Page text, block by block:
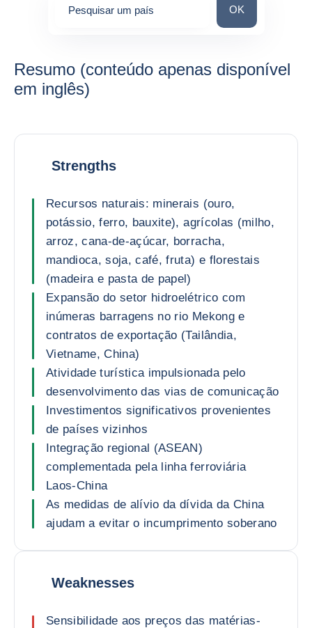
Pesquisar um país Pesquisar um
OK
Resumo (conteúdo apenas disponível
em inglês)
Strengths
Recursos naturais: minerais (ouro,
potássio, ferro, bauxite), agrícolas (milho,
arroz, cana-de-açúcar, borracha,
mandioca, soja, café, fruta) e florestais
(madeira e pasta de papel)
Expansão do setor hidroelétrico com
inúmeras barragens no rio Mekong e
contratos de exportação (Tailândia,
Vietname, China)
Atividade turística impulsionada pelo
desenvolvimento das vias de comunicação
Investimentos significativos provenientes
de países vizinhos
Integração regional (ASEAN)
complementada pela linha ferroviária
Laos-China
As medidas de alívio da dívida da China
ajudam a evitar o incumprimento soberano
Weaknesses
Sensibilidade aos preços das matérias-